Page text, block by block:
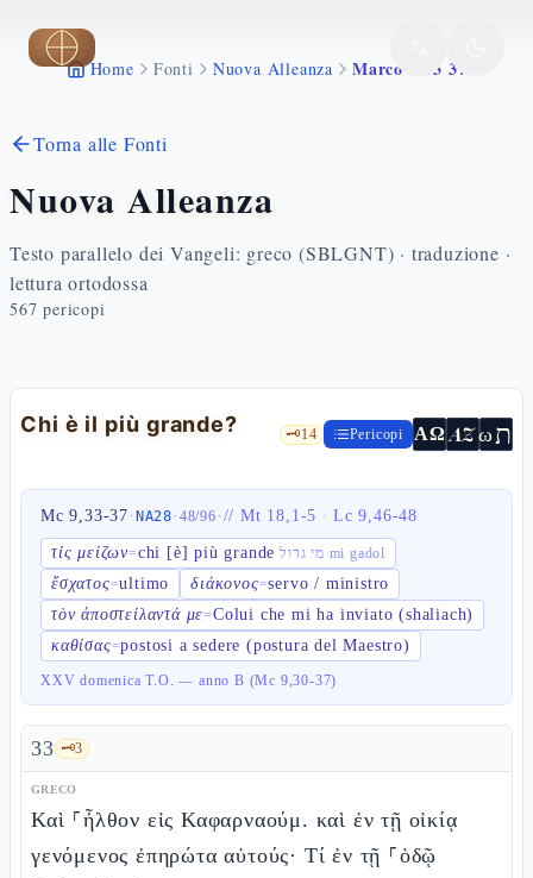
Vai al contenuto principale
Home Fonti Nuova Alleanza Marco 9 33 37
Torna alle Fonti
Nuova Alleanza
Testo parallelo dei Vangeli: greco (SBLGNT) · traduzione ·
lettura ortodossa
567 pericopi
Chi è il più grande? 🗝️14 Pericopi ΑΩ AZωת
Mc 9,33-37· NA28· 48/96· //Mt 18,1-5 · Lc 9,46-48
τίς μείζων=chi [è] più grande מי גדול mi gadol
ἔσχατος=ultimo διάκονος=servo / ministro
τὸν ἀποστείλαντά με=Colui che mi ha inviato (shaliach)
καθίσας=postosi a sedere (postura del Maestro)
XXV domenica T.O. — anno B (Mc 9,30-37)
33 🗝️3
GRECO
Καὶ ⸀ἦλθον εἰς Καφαρναούμ. καὶ ἐν τῇ οἰκίᾳ
γενόμενος ἐπηρώτα αὐτούς· Τί ἐν τῇ ⸀ὁδῷ